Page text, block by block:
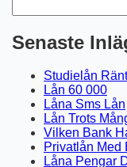
Senaste
Studielån
Lån 60 000
Låna Sms Lån
Lån Trots
Vilken Bank
Privatlån Med
Låna Pengar